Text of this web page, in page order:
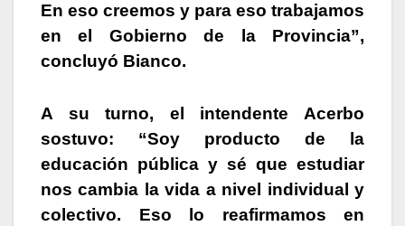
En eso creemos y para eso trabajamos
en el Gobierno de la Provincia”,
concluyó Bianco.
A su turno, el intendente Acerbo
sostuvo: “Soy producto de la
educación pública y sé que estudiar
nos cambia la vida a nivel individual y
colectivo. Eso lo reafirmamos en